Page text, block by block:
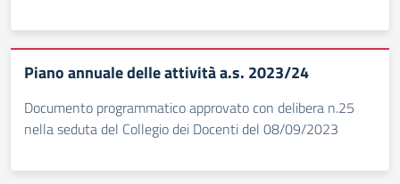
Piano annuale delle attività a.s. 2023/24
Documento programmatico approvato con delibera n.25
nella seduta del Collegio dei Docenti del 08/09/2023